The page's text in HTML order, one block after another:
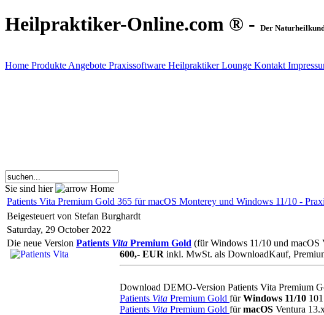
Heilpraktiker-Online.com ® - Der
Home Produkte Angebote Praxissoftware Heilpraktiker Lounge Kontakt
Sie sind hier
Home
Patients Vita Premium Gold 365 für macOS Monterey und Windows 11/10 -
Beigesteuert von Stefan Burghardt
Saturday, 29 October 2022
Die neue Version Patients Vita Premium Gold (für Windows 11/10 und macOS
600,- EUR inkl. MwSt. als DownloadKauf,
Download DEMO-Version Patients Vita Premium
Patients Vita Premium Gold fürWindows 11/10
Patients Vita Premium Gold fürmacOS Ventura